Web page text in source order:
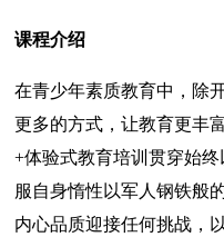
课程介绍
在青少年素质教育中，除
更多的方式，让教育更丰
+体验式教育培训贯穿始
服自身惰性以军人钢铁般
内心品质迎接任何挑战，